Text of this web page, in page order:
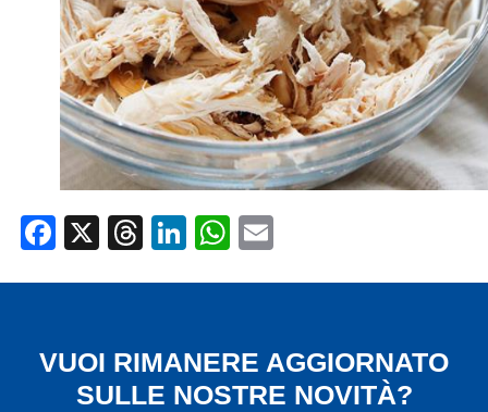
Facebook
X Threads
LinkedIn
WhatsApp
VUOI RIMANERE AGGIORNATO
SULLE NOSTRE NOVITÀ?